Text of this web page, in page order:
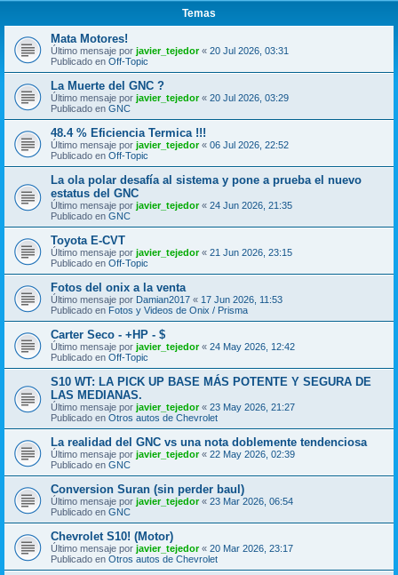
Temas
Mata Motores!
Último mensaje por javier_tejedor« 20 Jul 2026, 03:31
Publicado en Off-Topic
La Muerte del GNC ?
Último mensaje por javier_tejedor« 20 Jul 2026, 03:29
Publicado en GNC
48.4 % Eficiencia Termica !!!
Último mensaje por javier_tejedor« 06 Jul 2026, 22:52
Publicado en Off-Topic
La ola polar desafía al sistema y pone a prueba el nuevo
estatus del GNC
Último mensaje por javier_tejedor« 24 Jun 2026, 21:35
Publicado en GNC
Toyota E-CVT
Último mensaje por javier_tejedor« 21 Jun 2026, 23:15
Publicado en Off-Topic
Fotos del onix a la venta
Último mensaje por Damian2017 « 17 Jun 2026, 11:53
Publicado en Fotos y Videos de Onix / Prisma
Carter Seco - +HP - $
Último mensaje por javier_tejedor« 24 May 2026, 12:42
Publicado en Off-Topic
S10 WT: LA PICK UP BASE MÁS POTENTE Y SEGURA DE
LAS MEDIANAS.
Último mensaje por javier_tejedor« 23 May 2026, 21:27
Publicado en Otros autos de Chevrolet
La realidad del GNC vs una nota doblemente tendenciosa
Último mensaje por javier_tejedor« 22 May 2026, 02:39
Publicado en GNC
Conversion Suran (sin perder baul)
Último mensaje por javier_tejedor« 23 Mar 2026, 06:54
Publicado en GNC
Chevrolet S10! (Motor)
Último mensaje por javier_tejedor« 20 Mar 2026, 23:17
Publicado en Otros autos de Chevrolet